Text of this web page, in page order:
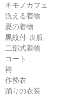
キモノカフェ
洗える着物
夏の着物
黒紋付-喪服-
二部式着物
コート
袴
作務衣
踊りの衣装